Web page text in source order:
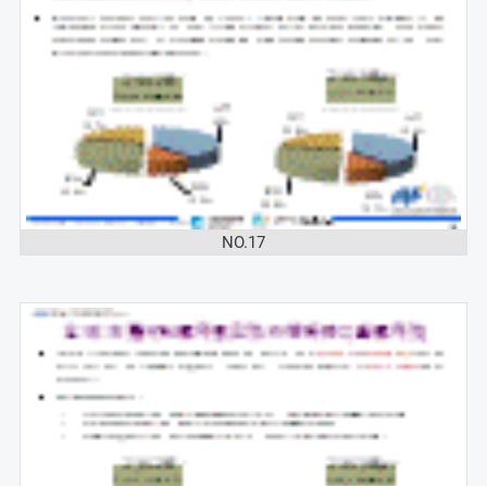
NO.17